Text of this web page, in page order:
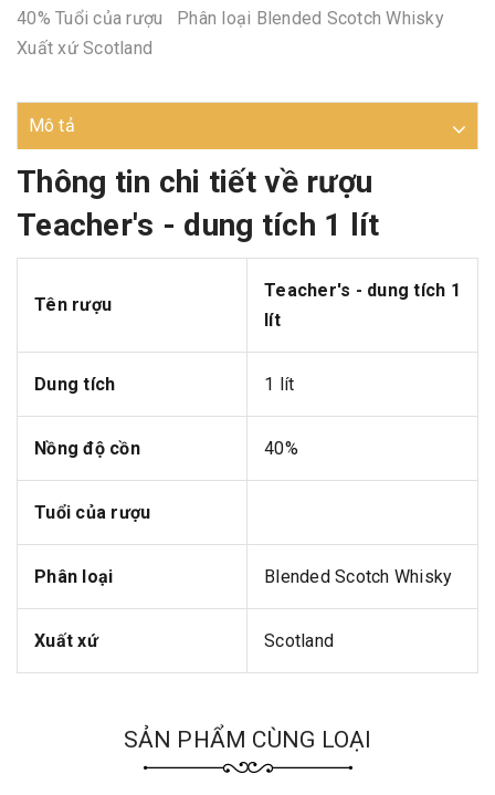
40% Tuổi của rượu Phân loại Blended Scotch Whisky
Xuất xứ Scotland
Mô tả
Thông tin chi tiết về rượu
Teacher's - dung tích 1 lít
Tên rượu
Teacher's - dung tích 1
lít
Dung tích 1 lít
Nồng độ cồn 40%
Tuổi của rượu
Phân loại Blended Scotch Whisky
Xuất xứ Scotland
SẢN PHẨM CÙNG LOẠI